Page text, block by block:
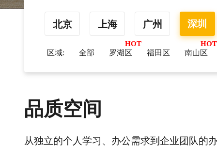
北京 上海 广州 深圳
区域: 全部 罗湖区 福田区 南山区
品质空间
从独立的个人学习、办公需求到企业团队的